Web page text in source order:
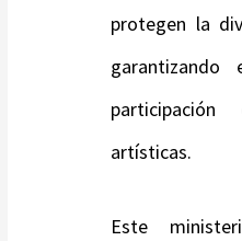
protegen la
participación
artísticas.
Este